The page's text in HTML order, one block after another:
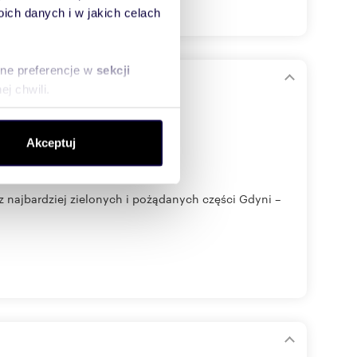
danych i w jakich celach
preferencje w sekcji
chwili.
społecznościowym,
od Ciebie lub
Akceptuj
najbardziej zielonych i pożądanych części Gdyni –